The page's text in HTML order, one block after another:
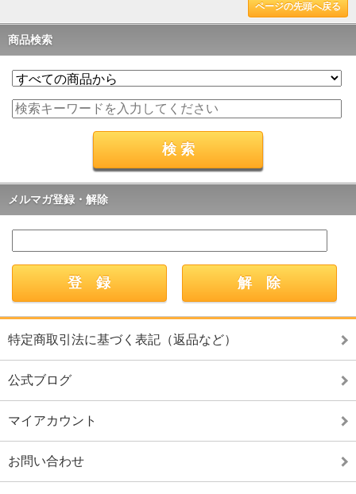
ページの先頭へ戻る
商品検索
メルマガ登録・解除
特定商取引法に基づく表記（返品など）
公式ブログ
マイアカウント
お問い合わせ